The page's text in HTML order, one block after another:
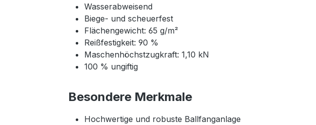
Wasserabweisend
Biege- und scheuerfest
Flächengewicht: 65 g/m²
Reißfestigkeit: 90 %
Maschenhöchstzugkraft: 1,10 kN
100 % ungiftig
Besondere Merkmale
Hochwertige und robuste Ballfanganlage